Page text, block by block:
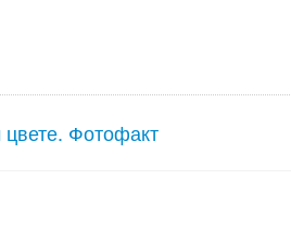
Фотофакт